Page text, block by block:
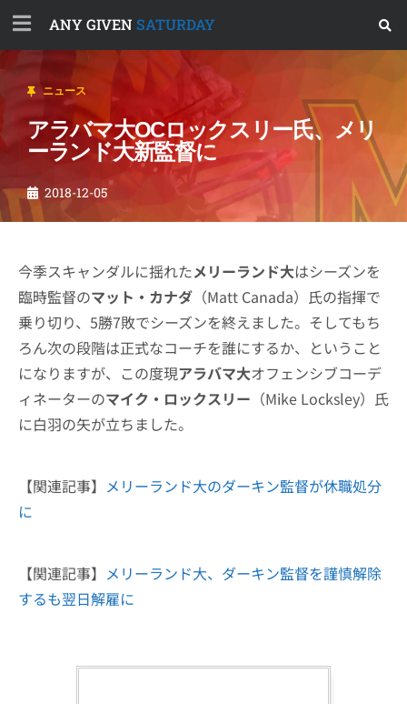
ANY GIVEN SATURDAY
ニュース
アラバマ大OCロックスリー氏、メリ
ーランド大新監督に
2018-12-05
今季スキャンダルに揺れたメリーランド大はシーズンを
臨時監督のマット・カナダ （Matt Canada）氏の指揮で
乗り切り、5勝7敗でシーズンを終えました。そしてもち
ろん次の段階は正式なコーチを誰にするか、ということ
になりますが、この度現アラバマ大オフェンシブコーデ
ィネーターのマイク・ロックスリー （Mike Locksley）氏
に白羽の矢が立ちました。
【関連記事】 メリーランド大のダーキン監督が休職処分
に
【関連記事】 メリーランド大、ダーキン監督を謹慎解除
するも翌日解雇に